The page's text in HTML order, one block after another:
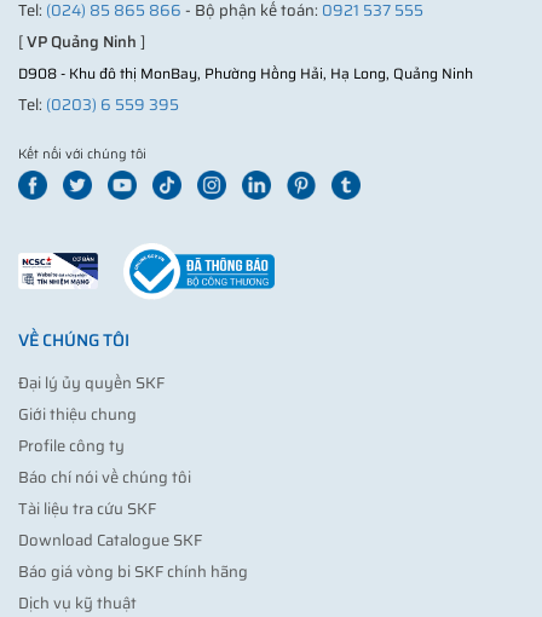
Tel: (024) 85 865 866- Bộ phận kế toán: 0921 537 555
[VP Quảng Ninh]
D908 - Khu đô thị MonBay, Phường Hồng Hải, Hạ Long, Quảng Ninh
Tel: (0203) 6 559 395
Kết nối với chúng tôi
VỀ CHÚNG TÔI
Đại lý ủy quyền SKF
Giới thiệu chung
Profile công ty
Báo chí nói về chúng tôi
Tài liệu tra cứu SKF
Download Catalogue SKF
Báo giá vòng bi SKF chính hãng
Dịch vụ kỹ thuật